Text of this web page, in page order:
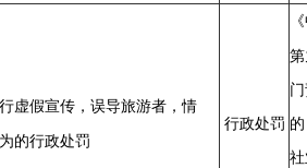
虚假宣传，误导旅游者，情
的行政处罚
行政处罚